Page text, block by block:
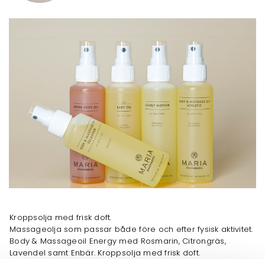
Kroppsolja med frisk doft.
Massageolja som passar både före och efter fysisk aktivitet.
Body & Massageoil Energy med Rosmarin, Citrongräs,
Lavendel samt Enbär. Kroppsolja med frisk doft.